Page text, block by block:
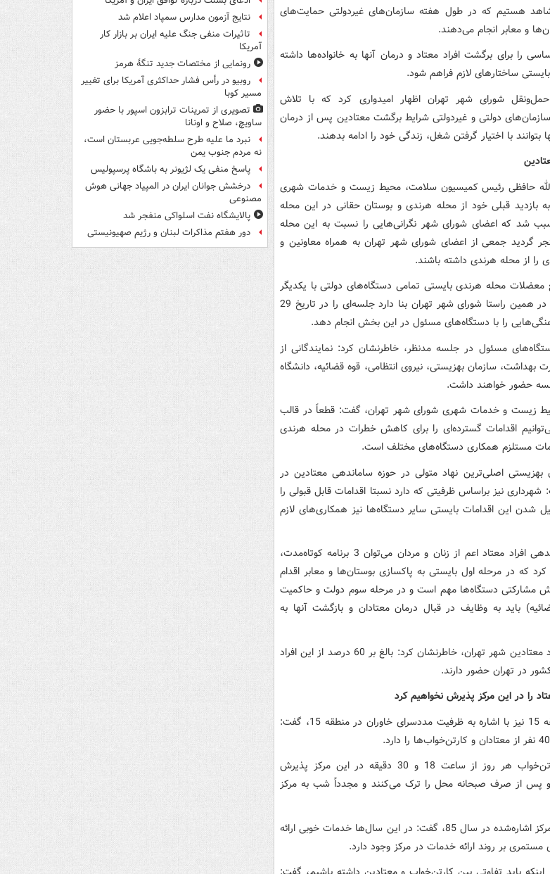
هستیم که در طول هفته سازمان‌های غیردولتی حمایت‌های
و معابر انجام می‌دهند.
را برای برگشت افراد معتاد و درمان آنها به خانواده‌ها داشته
ساختارهای لازم فراهم شود.
شورای شهر تهران اظهار امیدواری کرد که با تلاش
دولتی و غیردولتی شرایط برگشت معتادین پس از درمان
بتوانند با اختیار گرفتن شغل، زندگی خود را ادامه بدهند.
حافظی رئیس کمیسیون سلامت، محیط زیست و خدمات شهری
بازدید قبلی خود از محله هرندی و بوستان حقانی در این محله
شد که اعضای شورای شهر نگرانی‌هایی را نسبت به این محله
گردید جمعی از اعضای شورای شهر تهران به همراه معاونین و
را از محله هرندی داشته باشند.
معضلات محله هرندی بایستی تمامی دستگاه‌های دولتی با یکدیگر
همکاری داشته باشند، گفت: در همین راستا شورای شهر تهران بنا دارد جلسه‌ای را در تاریخ 29
را با دستگاه‌های مسئول در این بخش انجام دهد.
مسئول در جلسه مدنظر، خاطرنشان کرد: نمایندگانی از
بهداشت، سازمان بهزیستی، نیروی انتظامی، قوه قضائیه، دانشگاه
حضور خواهند داشت.
زیست و خدمات شهری شورای شهر تهران، گفت: قطعاً در قالب
اقدامات گسترده‌ای را برای کاهش خطرات در محله هرندی
مستلزم همکاری‌ دستگاه‌های مختلف است.
بهزیستی اصلی‌ترین نهاد متولی در حوزه ساماندهی معتادین در
نیز براساس ظرفیتی که دارد نسبتا اقدامات قابل قبولی را
شدن این اقدامات بایستی سایر دستگاه‌ها نیز همکاری‌های لازم
حافظی ادامه داد: برای ساماندهی افراد معتاد اعم از زنان و مردان می‌توان 3 برنامه کوتاه‌مدت،
که در مرحله اول بایستی به پاکسازی بوستان‌ها و معابر اقدام
مشارکتی دستگاه‌ها مهم است و در مرحله سوم دولت و حاکمیت
باید به وظایف در قبال درمان معتادان و بازگشت آنها به
وی همچنین با اشاره به تعداد معتادین شهر تهران،‌ خاطرنشان کرد: بالغ بر 60 درصد از این افراد
در تهران حضور دارند.
را در این مرکز پذیرش نخواهیم کرد
علی‌اکبر انجمنی شهردار منطقه 15 نیز با اشاره به ظرفیت مددسرای خاوران در منطقه 15، گفت:
وی گفت: افراد معتاد و کارتن‌خواب هر روز از ساعت 18 و 30 دقیقه در این مرکز پذیرش
و تا 7 الی 8 صبح و پس از صرف صبحانه محل را ترک می‌کنند و مجدداً شب به مرکز
انجمنی با اشاره به راه‌اندازی مرکز اشاره‌شده در سال 85، گفت: در این سال‌ها خدمات خوبی ارائه
بر روند ارائه خدمات در مرکز وجود دارد.
نتایج آزمون مدارس سمپاد اعلام شد
تاثیرات منفی جنگ علیه ایران بر بازار کار
آمریکا
رونمایی از مختصات جدید تنگۀ هرمز
روبیو در رأس فشار حداکثری آمریکا برای تغییر
مسیر کوبا
تصویری از تمرینات ترابزون اسپور با حضور
ساویچ، صلاح و اونانا
نبرد ما علیه طرح سلطه‌جویی عربستان است،
نه مردم جنوب یمن
پاسخ منفی یک لژیونر به باشگاه پرسپولیس
درخشش جوانان ایران در المپیاد جهانی هوش
مصنوعی
پالایشگاه نفت اسلواکی منفجر شد
دور هفتم مذاکرات لبنان و رژیم صهیونیستی